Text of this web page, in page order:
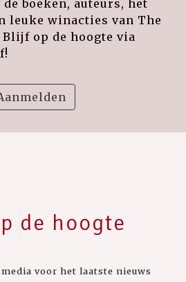
boeken, auteurs, het
leuke winacties van The
Blijf op de hoogte via
de hoogte
voor het laatste nieuws